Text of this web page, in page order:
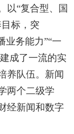
以“复合型、国
标，突
业务能力”“一
成了一流的实
养队伍。新闻
两个二级学
经新闻和数字